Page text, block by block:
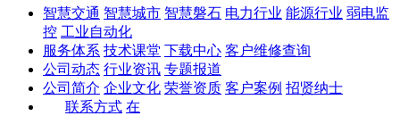
智慧交通 智慧城市 智慧磐石 电力行业 能源行业 弱电监
控 工业自动化
服务体系 技术课堂 下载中心 客户维修查询
公司动态 行业资讯 专题报道
公司简介 企业文化 荣誉资质 客户案例 招贤纳士
联系方式 在